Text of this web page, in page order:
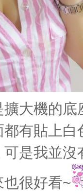
大機的
有貼上白
是我並
很好看~